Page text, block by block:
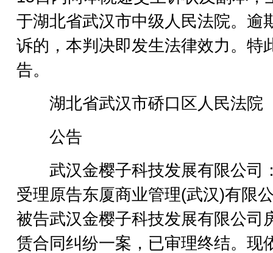
于湖北省武汉市中级人民法院。逾
诉的，本判决即发生法律效力。特
告。
湖北省武汉市硚口区人民法院
公告
武汉金樱子科技发展有限公司
受理原告东厦商业管理(武汉)有限
被告武汉金樱子科技发展有限公司
赁合同纠纷一案，已审理终结。现